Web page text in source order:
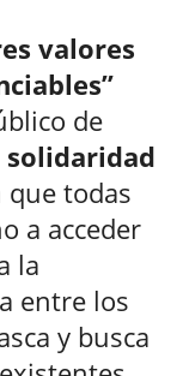
valores
de
que todas
a acceder
la
entre los
y busca